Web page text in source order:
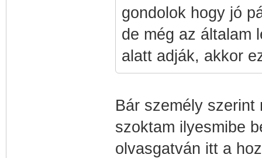
gondolok hogy jó
de még az általam
alatt adják, akkor
Bár személy szerint
szoktam ilyesmibe
olvasgatván itt a